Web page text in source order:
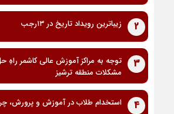
2 زیباترین رویداد تاریخ در ۱۳رجب
3
توجه به مراکز آموزش عالی کاشمر
مشکلات منطقه ترشیز
4 استخدام طلاب در آموزش و پرورش،